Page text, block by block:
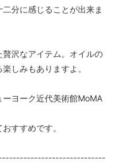
分に感じることが出来ま
沢なアイテム。オイルの
しみもありますよ。
ヨーク近代美術館MoMA
すすめです。